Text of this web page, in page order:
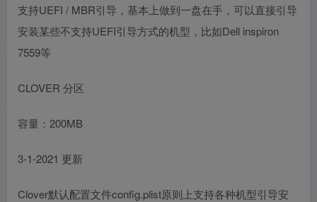
支持UEFI / MBR引导，基本上做到一盘在手，可以直接引导
安装某些不支持UEFI引导方式的机型，比如Dell inspiron
7559等
CLOVER 分区
容量：200MB
3-1-2021 更新
Clover默认配置文件config.plist原则上支持各种机型引导安